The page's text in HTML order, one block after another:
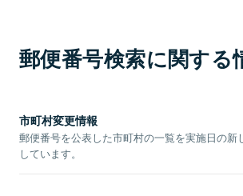
郵便番号検索に関する
市町村変更情報
郵便番号を公表した市町村の一覧を実施日の新
しています。